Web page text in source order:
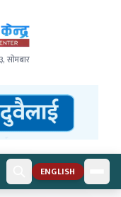
सोमबार
ENGLISH